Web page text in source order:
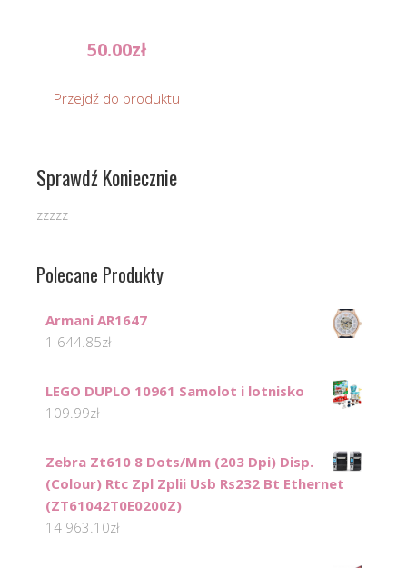
50.00zł
Przejdź do produktu
Sprawdź Koniecznie
zzzzz
Polecane Produkty
Armani AR1647
1 644.85zł
LEGO DUPLO 10961 Samolot i lotnisko
109.99zł
Zebra Zt610 8 Dots/Mm (203 Dpi) Disp.
(Colour) Rtc Zpl Zplii Usb Rs232 Bt Ethernet
(ZT61042T0E0200Z)
14 963.10zł